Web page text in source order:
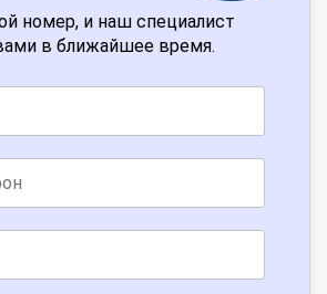
номер, и наш специалист
в ближайшее время.